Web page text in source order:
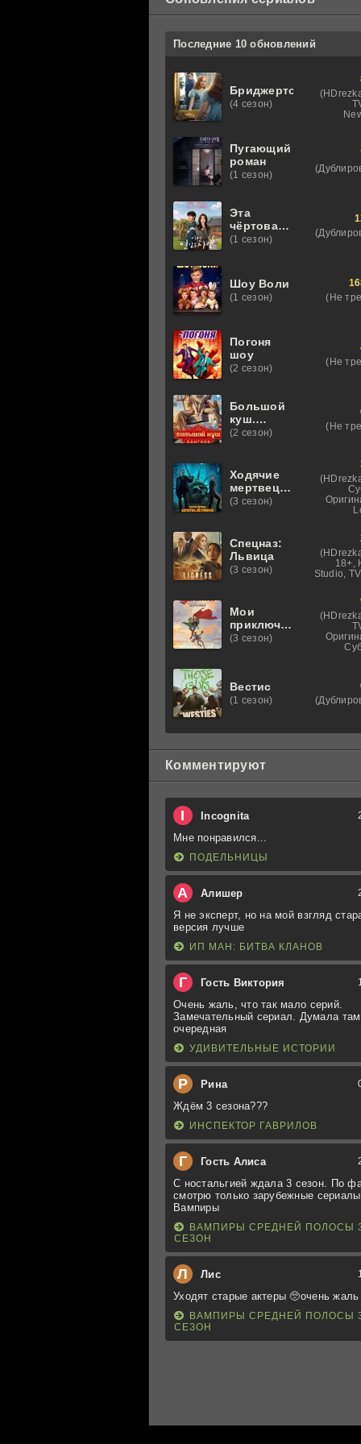
Последние 10 обновлений
Бриджертоны
(4 сезон)
Пугающий
роман
(1 сезон)
Эта
чёртова
любовь
(1 сезон)
Шоу Воли
(1 сезон)
(Не
Погоня
шоу
(2 сезон)
(Не
Большой
куш.
Бангкок
(2 сезон)
(Не
Ходячие
мертвецы:
Мертвый
(3 сезон)
Спецназ:
Львица
(3 сезон)
18+,
Studio,
Мои
приключения
с
(3 сезон)
Вестис
(1 сезон)
Комментируют
I Incognita
Мне понравился...
ПОДЕЛЬНИЦЫ
А Алишер
Я не эксперт, но на мой взгляд
версия лучше
ИП МАН: БИТВА КЛАНОВ
Г Гость Виктория
Очень жаль, что так мало серий.
Замечательный сериал. Думала там
очередная
УДИВИТЕЛЬНЫЕ ИСТОРИИ
Р Рина
Ждём 3 сезона???
ИНСПЕКТОР ГАВРИЛОВ
Г Гость Алиса
С ностальгией ждала 3 сезон. По
смотрю только зарубежные
Вампиры
ВАМПИРЫ СРЕДНЕЙ ПОЛОСЫ
СЕЗОН
Л Лис
Уходят старые актеры 🥺очень жаль
ВАМПИРЫ СРЕДНЕЙ ПОЛОСЫ
СЕЗОН